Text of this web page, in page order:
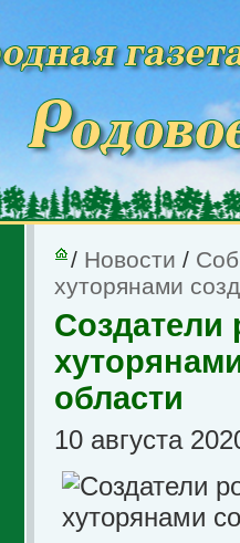
/ Новости /
хуторянами
Создатели
области
10 августа